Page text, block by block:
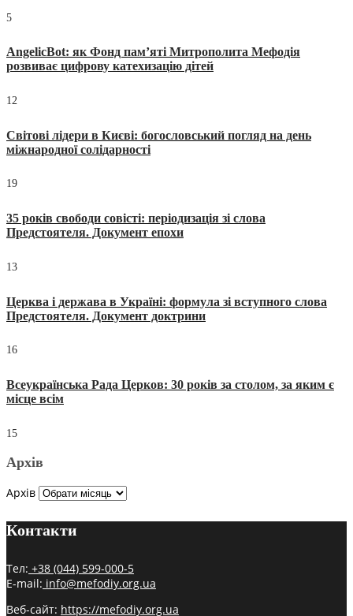
5
AngelicBot: як Фонд пам’яті Митрополита Мефодія
розвиває цифрову катехизацію дітей
12
Світові лідери в Києві: богословський погляд на день
міжнародної солідарності
19
35 років свободи совісті: періодизація зі слова
Предстоятеля. Документ епохи
13
Церква і держава в Україні: формула зі вступного слова
Предстоятеля. Документ доктрини
16
Всеукраїнська Рада Церков: 30 років за столом, за яким є
місце всім
15
Архів
Архів
Контакти
Тел: +38 (044) 599-000-5
E-mail: info@mefodiy.org.ua
Веб-сайт: https://mefodiy.org.ua